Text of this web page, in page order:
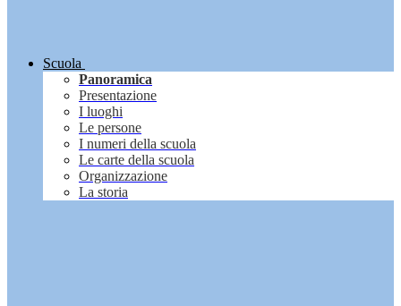
Scuola
Panoramica
Presentazione
I luoghi
Le persone
I numeri della scuola
Le carte della scuola
Organizzazione
La storia